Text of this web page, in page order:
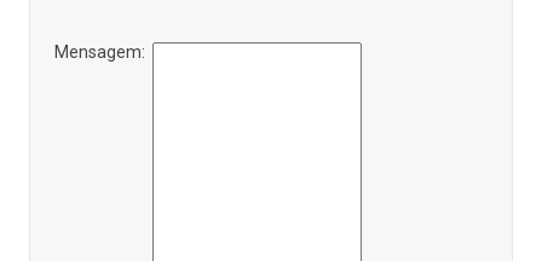
Mensagem: